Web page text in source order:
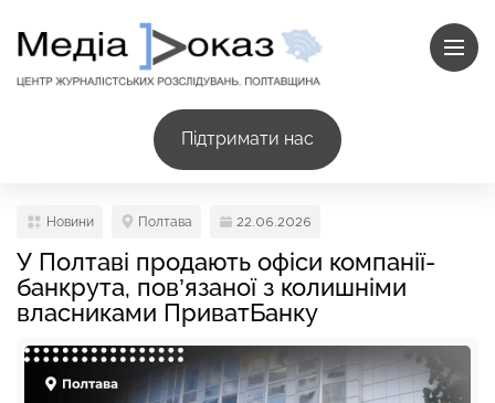
Підтримати нас
Новини Полтава 22.06.2026
У Полтаві продають офіси компанії-
банкрута, пов’язаної з колишніми
власниками ПриватБанку